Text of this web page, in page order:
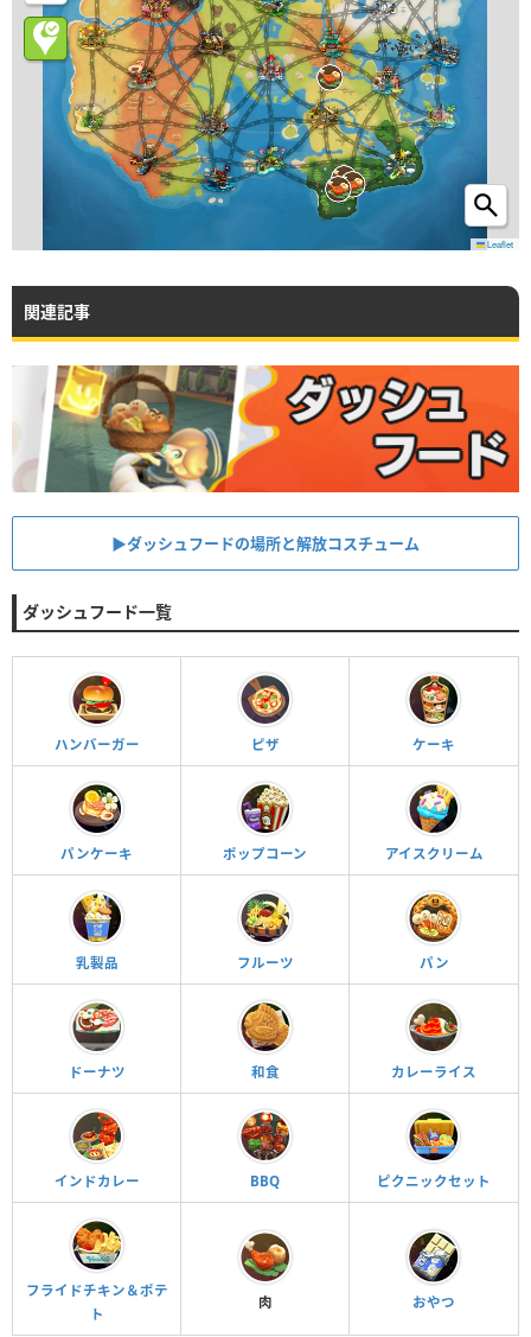
Leaflet
関連記事
▶︎ダッシュフードの場所と解放コスチューム
ダッシュフード一覧
ハンバーガー ピザ ケーキ
パンケーキ ポップコーン アイスクリーム
乳製品 フルーツ パン
ドーナツ 和食 カレーライス
インドカレー BBQ ピクニックセット
フライドチキン＆ポテ
ト
肉 おやつ